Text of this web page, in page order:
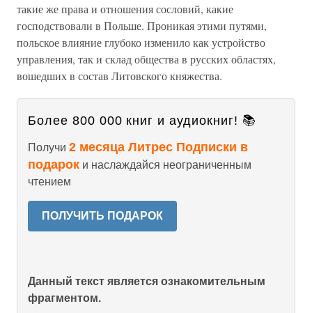
такие же права и отношения сословий, какие
господствовали в Польше. Проникая этими путями,
польское влияние глубоко изменило как устройство
управления, так и склад общества в русских областях,
вошедших в состав Литовского княжества.
Более 800 000 книг и аудиокниг! 📚
Получи 2 месяца Литрес Подписки в
подарок и наслаждайся неограниченным
чтением
ПОЛУЧИТЬ ПОДАРОК
Данный текст является ознакомительным
фрагментом.